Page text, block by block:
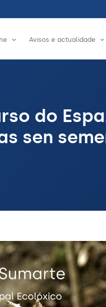
Avisos e actualidade
do
sen